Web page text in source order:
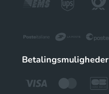
Betalingsmuligheder